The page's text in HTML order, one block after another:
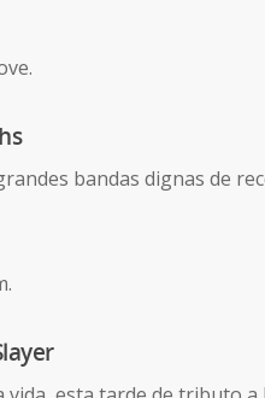
bandas dignas de